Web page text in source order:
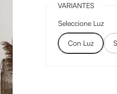
VARIANTES
Seleccione Luz
Con Luz